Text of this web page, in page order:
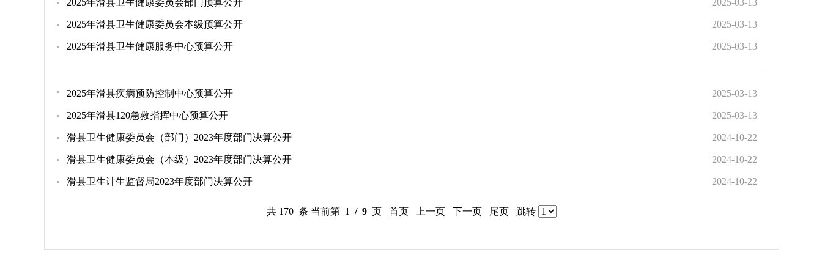
2025-03-13
2025年滑县卫生健康委员会部门预算公开
2025-03-13
2025年滑县卫生健康委员会本级预算公开
2025-03-13
2025年滑县卫生健康服务中心预算公开
2025-03-13
2025年滑县疾病预防控制中心预算公开
2025-03-13
2025年滑县120急救指挥中心预算公开
2024-10-22
滑县卫生健康委员会（部门）2023年度部门决算公开
2024-10-22
滑县卫生健康委员会（本级）2023年度部门决算公开
2024-10-22
滑县卫生计生监督局2023年度部门决算公开
共 170 条 当前第 1 / 9 页 首页 上一页 下一页 尾页 跳转